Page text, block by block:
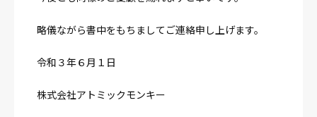
略儀ながら書中をもちましてご連絡申し上げます。
令和３年６月１日
株式会社アトミックモンキー